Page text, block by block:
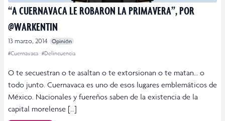
“A CUERNAVACA LE ROBARON LA PRIMAVERA”, POR
@WARKENTIN
13 marzo, 2014
Opinión
#Cuernavaca #Delincuencia
O te secuestran o te asaltan o te extorsionan o te matan… o
todo junto. Cuernavaca es uno de esos lugares emblemáticos de
México. Nacionales y fuereños saben de la existencia de la
capital morelense […]